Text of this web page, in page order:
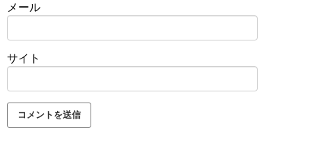
メール
サイト